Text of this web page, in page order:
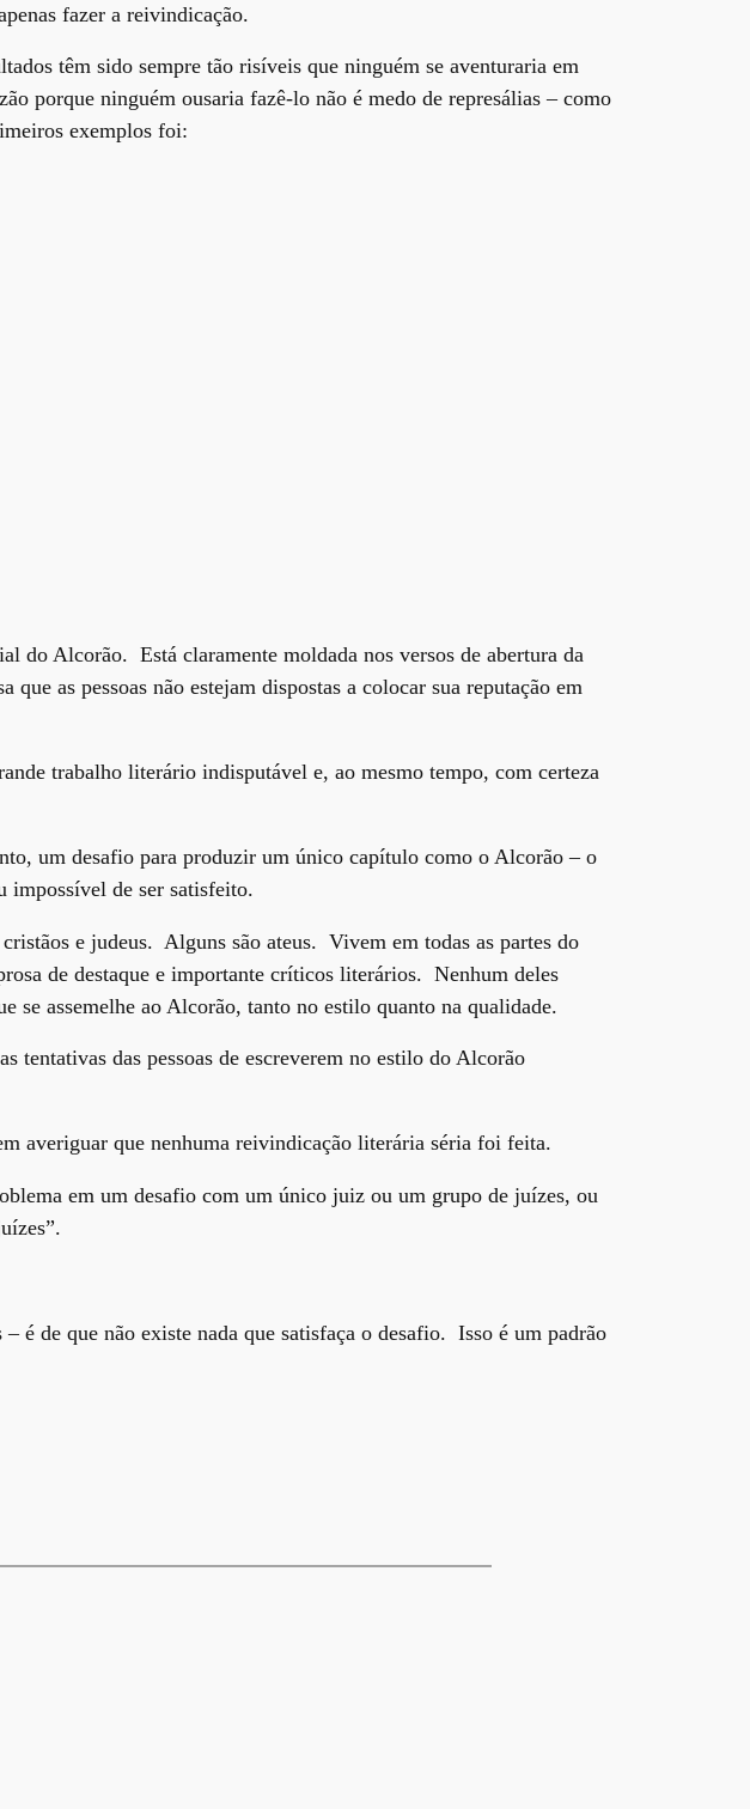
fazer a reivindicação.
têm sido sempre tão risíveis que ninguém se aventuraria em
porque ninguém ousaria fazê-lo não é medo de represálias – como
exemplos foi:
do Alcorão. Está claramente moldada nos versos de abertura da
as pessoas não estejam dispostas a colocar sua reputação em
trabalho literário indisputável e, ao mesmo tempo, com certeza
um desafio para produzir um único capítulo como o Alcorão – o
impossível de ser satisfeito.
e judeus. Alguns são ateus. Vivem em todas as partes do
de destaque e importante críticos literários. Nenhum deles
se assemelhe ao Alcorão, tanto no estilo quanto na qualidade.
tentativas das pessoas de escreverem no estilo do Alcorão
averiguar que nenhuma reivindicação literária séria foi feita.
em um desafio com um único juiz ou um grupo de juízes, ou
é de que não existe nada que satisfaça o desafio. Isso é um padrão